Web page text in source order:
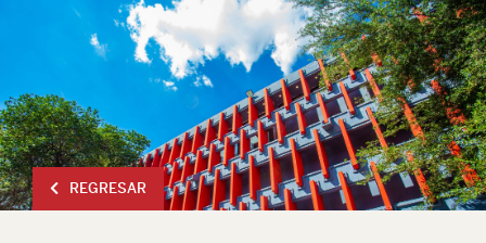
REGRESAR